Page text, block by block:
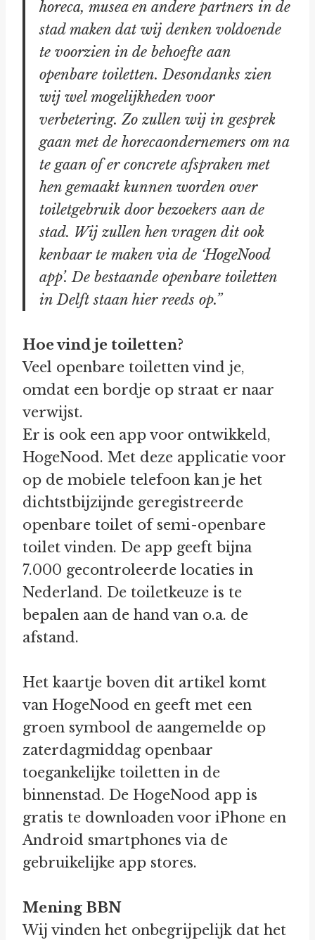
horeca, musea en andere partners in de
stad maken dat wij denken voldoende
te voorzien in de behoefte aan
openbare toiletten.Desondanks zien
wij wel mogelijkheden voor
verbetering. Zo zullen wij in gesprek
gaan met de horecaondernemers om na
te gaan of er concrete afspraken met
hen gemaakt kunnen worden over
toiletgebruik door bezoekers aan de
stad. Wij zullen hen vragen dit ook
kenbaar te maken via de ‘HogeNood
app’. De bestaande openbare toiletten
in Delft staan hier reeds op.”
Hoe vind je toiletten?
Veel openbare toiletten vind je,
omdat een bordje op straat er naar
verwijst.
Er is ook een app voor ontwikkeld,
HogeNood. Met deze applicatie voor
op de mobiele telefoon kan je het
dichtstbijzijnde geregistreerde
openbare toilet of semi-openbare
toilet vinden. De app geeft bijna
7.000 gecontroleerde locaties in
Nederland. De toiletkeuze is te
bepalen aan de hand van o.a. de
afstand.
Het kaartje boven dit artikel komt
van HogeNood en geeft met een
groen symbool de aangemelde op
zaterdagmiddag openbaar
toegankelijke toiletten in de
binnenstad. De HogeNood app is
gratis te downloaden voor iPhone en
Android smartphones via de
gebruikelijke app stores.
Mening BBN
Wij vinden het onbegrijpelijk dat het